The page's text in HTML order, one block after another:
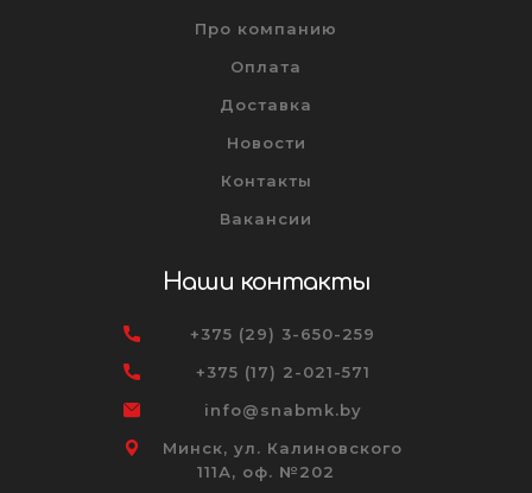
Про компанию
Оплата
Доставка
Новости
Контакты
Вакансии
Наши контакты
+375 (29) 3-650-259
+375 (17) 2-021-571
info@snabmk.by
Минск, ул. Калиновского
111А, оф. №202